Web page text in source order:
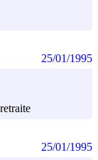
25/01/1995
25/01/1995